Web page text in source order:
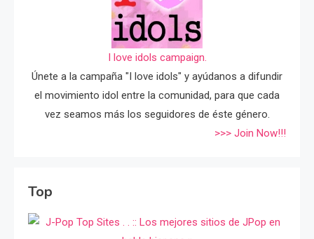
I love idols campaign.
Únete a la campaña "I love idols" y ayúdanos a difundir
el movimiento idol entre la comunidad, para que cada
vez seamos más los seguidores de éste género.
>>> Join Now!!!
Top